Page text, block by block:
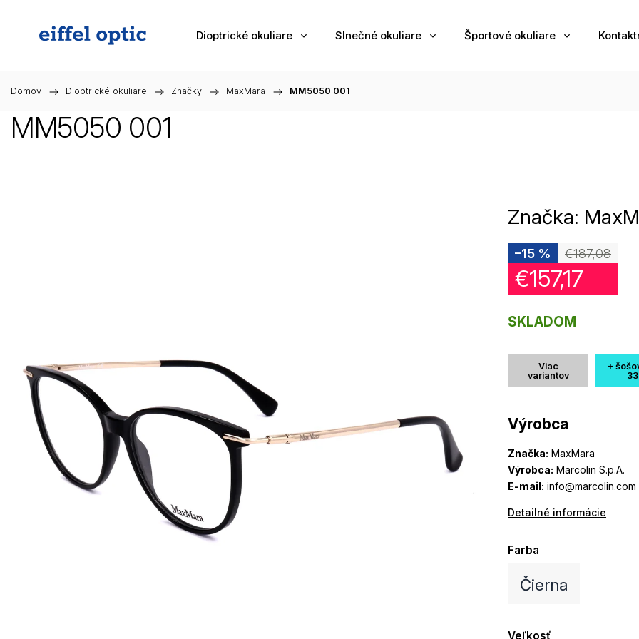
Dioptrické okuliare Slnečné okuliare Športové okuliare
Domov / Dioptrické okuliare / Značky / MaxMara / MM5050 001
MM5050 001
Značka:
€187,08
–15 %
€157,17
Výrobca
Značka: MaxMara
Výrobca: Marcolin S.p.A.
E-mail: info@marcolin.com
Detailné informácie
Viac
variantov
+
Farba
Čierna
Veľkosť
SKLADOM